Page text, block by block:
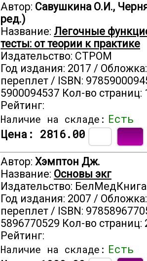
Автор: Савушкина О.И.,
ред.)
Название: Легочные
тесты: от теории к практике
Издательство: СТРОМ
Год издания: 2017 /
переплет / ISBN:
5900094537 Кол-во страниц:
Рейтинг:
Наличие на складе: Есть
Цена: 2816.00
Автор: Хэмптон Дж.
Название: Основы экг
Издательство: БелМедКнига
Год издания: 2007 /
переплет / ISBN:
5896770529 Кол-во страниц:
Рейтинг:
Наличие на складе: Есть